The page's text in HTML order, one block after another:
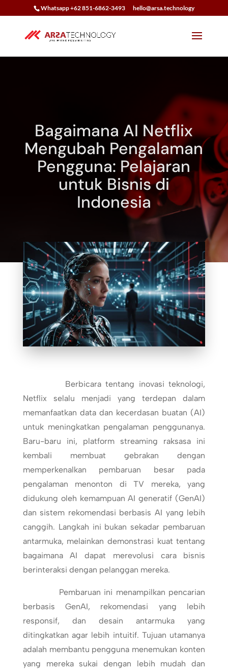
Whatsapp +62 851-6862-3493 hello@arsa.technology
Bagaimana AI Netflix
Mengubah Pengalaman
Pengguna: Pelajaran
untuk Bisnis di
Indonesia
Berbicara tentang inovasi teknologi,
Netflix selalu menjadi yang terdepan dalam
memanfaatkan data dan kecerdasan buatan (AI)
untuk meningkatkan pengalaman penggunanya.
Baru-baru ini, platform streaming raksasa ini
kembali membuat gebrakan dengan
memperkenalkan pembaruan besar pada
pengalaman menonton di TV mereka, yang
didukung oleh kemampuan AI generatif (GenAI)
dan sistem rekomendasi berbasis AI yang lebih
canggih. Langkah ini bukan sekadar pembaruan
antarmuka, melainkan demonstrasi kuat tentang
bagaimana AI dapat merevolusi cara bisnis
berinteraksi dengan pelanggan mereka.
Pembaruan ini menampilkan pencarian
berbasis GenAI, rekomendasi yang lebih
responsif, dan desain antarmuka yang
ditingkatkan agar lebih intuitif. Tujuan utamanya
adalah membantu pengguna menemukan konten
yang mereka sukai dengan lebih mudah dan